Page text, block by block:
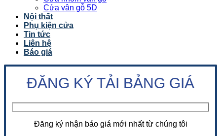
Cửa vân gỗ 5D
Nội thất
Phụ kiện cửa
Tin tức
Liên hệ
Báo giá
ĐĂNG KÝ TẢI BẢNG GIÁ
Đăng ký nhận báo giá mới nhất từ chúng tôi